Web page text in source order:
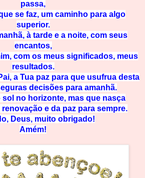
passa,
se faz, um caminho para algo
superior.
à tarde e a noite, com seus
encantos,
com os meus significados, meus
resultados.
a Tua paz para que usufrua desta
decisões para amanhã.
sol no horizonte, mas que nasça
e da paz para sempre.
Deus, muito obrigado!
Amém!